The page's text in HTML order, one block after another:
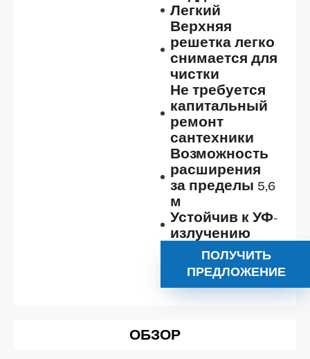
Легкий
Верхняя
решетка легко
снимается для
чистки
Не требуется
капитальный
ремонт
сантехники
Возможность
расширения
за пределы 5,6
м
Устойчив к УФ-
излучению
ПОЛУЧИТЬ
ПРЕДЛОЖЕНИЕ
ОБЗОР